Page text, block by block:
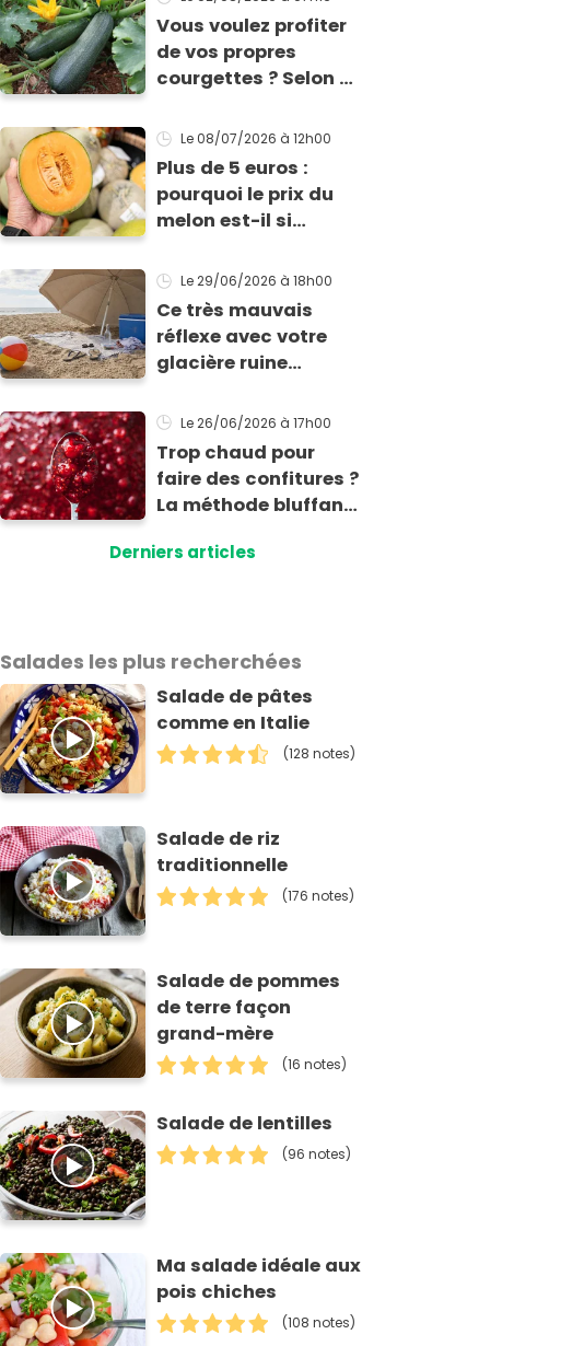
Vous voulez profiter
de vos propres
courgettes ? Selon ce
temps de les planter
pour les récolter dès
la fin de l’été !
Le 08/07/2026 à 12h00
Plus de 5 euros :
pourquoi le prix du
melon est-il si
début de saison
estivale ?
Le 29/06/2026 à 18h00
Ce très mauvais
réflexe avec votre
glacière ruine
fraîcheur de vos
Le 26/06/2026 à 17h00
Trop chaud pour
faire des confitures ?
La méthode bluffante
tartiner vos
Derniers articles
Salades les plus recherchées
Salade de pâtes
comme en Italie
(128 notes)
Salade de riz
traditionnelle
(176 notes)
Salade de pommes
de terre façon
grand-mère
(16 notes)
Salade de lentilles
(96 notes)
Ma salade idéale aux
pois chiches
(108 notes)